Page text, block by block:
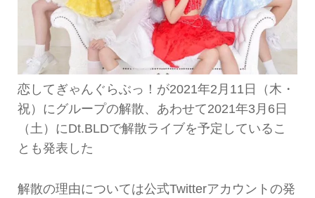
恋してぎゃんぐらぶっ！が2021年2月11日（木・
祝）にグループの解散、あわせて2021年3月6日
（土）にDt.BLDで解散ライブを予定しているこ
とも発表した
解散の理由については公式Twitterアカウントの発